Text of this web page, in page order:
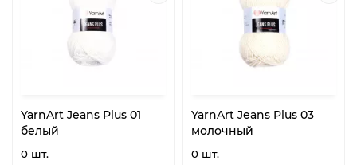
YarnArt Jeans Plus 01
белый
0 шт.
YarnArt Jeans Plus 03
молочный
0 шт.